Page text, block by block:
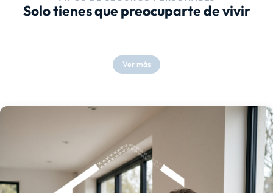
Solo tienes que preocuparte de vivir
Ver más